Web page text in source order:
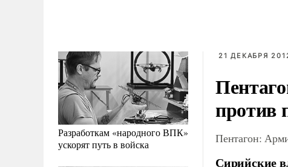
Разработкам «народного ВПК»
ускорят путь в войска
21 ДЕКАБРЯ
против
Пентагон:
Сирийские